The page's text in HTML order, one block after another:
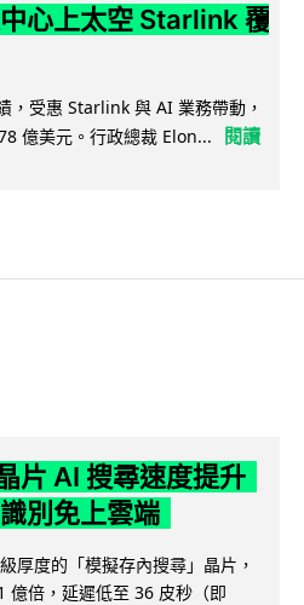
心上太空 Starlink 覆
，受惠 Starlink 與 AI 業務帶動，
億美元。行政總裁 Elon...
閱讀
片 AI 搜尋速度提升
別免上雲端
厚度的「模擬存內搜尋」晶片，
億倍，延遲低至 36 皮秒（即